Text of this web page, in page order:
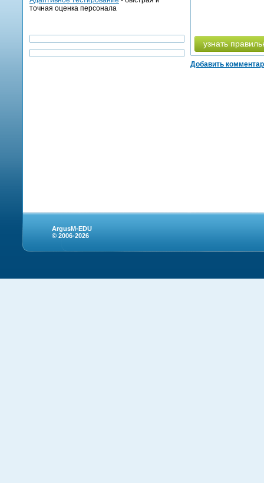
узнать
Добавить
точная оценка персонала
ArgusM-EDU
© 2006-2026